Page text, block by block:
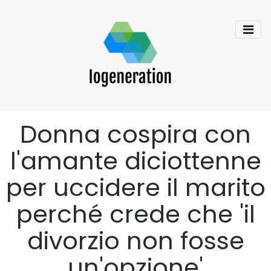
Donna cospira con
l'amante diciottenne
per uccidere il marito
perché crede che 'il
divorzio non fosse